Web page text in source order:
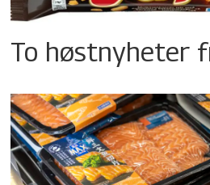
To høstnyheter